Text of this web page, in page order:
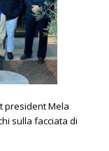
president Mela
sulla facciata di